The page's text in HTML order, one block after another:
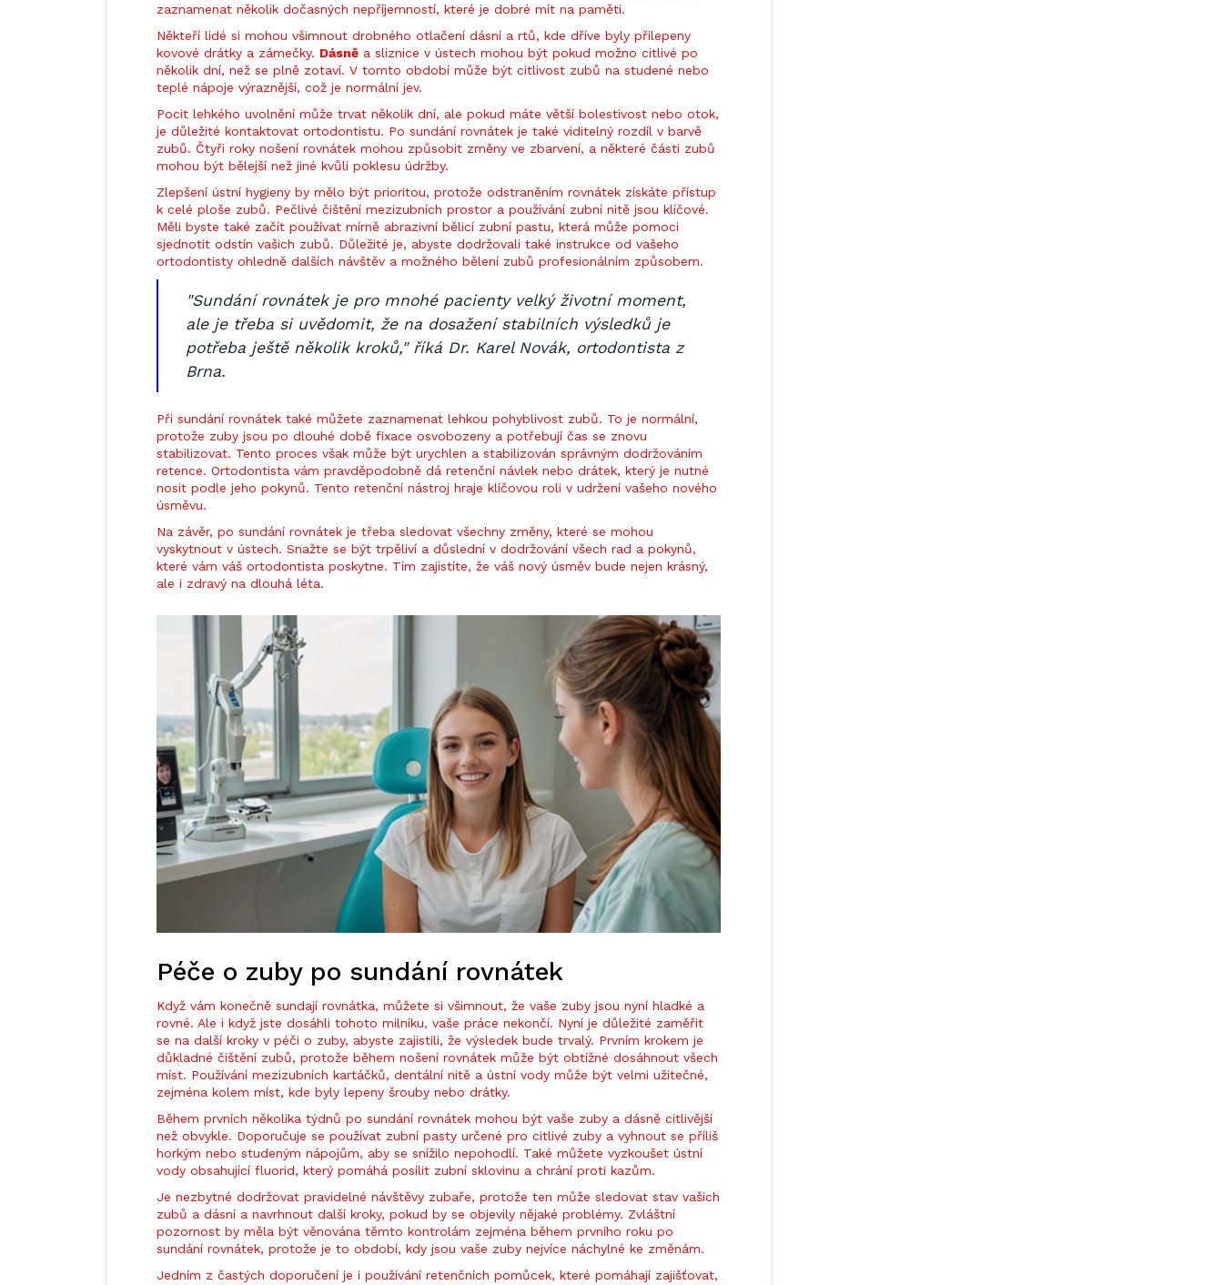
zaznamenat několik dočasných nepříjemností, které je dobré mít na paměti.
Někteří lidé si mohou všimnout drobného otlačení dásní a rtů, kde dříve byly přilepeny
kovové drátky a zámečky. Dásně a sliznice v ústech mohou být pokud možno citlivé po
několik dní, než se plně zotaví. V tomto období může být citlivost zubů na studené nebo
teplé nápoje výraznější, což je normální jev.
Pocit lehkého uvolnění může trvat několik dní, ale pokud máte větší bolestivost nebo otok,
je důležité kontaktovat ortodontistu. Po sundání rovnátek je také viditelný rozdíl v barvě
zubů. Čtyři roky nošení rovnátek mohou způsobit změny ve zbarvení, a některé části zubů
mohou být bělejší než jiné kvůli poklesu údržby.
Zlepšení ústní hygieny by mělo být prioritou, protože odstraněním rovnátek získáte přístup
k celé ploše zubů. Pečlivé čištění mezizubních prostor a používání zubní nitě jsou klíčové.
Měli byste také začít používat mírně abrazivní bělicí zubní pastu, která může pomoci
sjednotit odstín vašich zubů. Důležité je, abyste dodržovali také instrukce od vašeho
ortodontisty ohledně dalších návštěv a možného bělení zubů profesionálním způsobem.
"Sundání rovnátek je pro mnohé pacienty velký životní moment,
ale je třeba si uvědomit, že na dosažení stabilních výsledků je
potřeba ještě několik kroků," říká Dr. Karel Novák, ortodontista z
Brna.
Při sundání rovnátek také můžete zaznamenat lehkou pohyblivost zubů. To je normální,
protože zuby jsou po dlouhé době fixace osvobozeny a potřebují čas se znovu
stabilizovat. Tento proces však může být urychlen a stabilizován správným dodržováním
retence. Ortodontista vám pravděpodobně dá retenční návlek nebo drátek, který je nutné
nosit podle jeho pokynů. Tento retenční nástroj hraje klíčovou roli v udržení vašeho nového
úsměvu.
Na závěr, po sundání rovnátek je třeba sledovat všechny změny, které se mohou
vyskytnout v ústech. Snažte se být trpěliví a důslední v dodržování všech rad a pokynů,
které vám váš ortodontista poskytne. Tím zajistíte, že váš nový úsměv bude nejen krásný,
ale i zdravý na dlouhá léta.
Péče o zuby po sundání rovnátek
Když vám konečně sundají rovnátka, můžete si všimnout, že vaše zuby jsou nyní hladké a
rovné. Ale i když jste dosáhli tohoto milníku, vaše práce nekončí. Nyní je důležité zaměřit
se na další kroky v péči o zuby, abyste zajistili, že výsledek bude trvalý. Prvním krokem je
důkladné čištění zubů, protože během nošení rovnátek může být obtížné dosáhnout všech
míst. Používání mezizubních kartáčků, dentální nitě a ústní vody může být velmi užitečné,
zejména kolem míst, kde byly lepeny šrouby nebo drátky.
Během prvních několika týdnů po sundání rovnátek mohou být vaše zuby a dásně citlivější
než obvykle. Doporučuje se používat zubní pasty určené pro citlivé zuby a vyhnout se příliš
horkým nebo studeným nápojům, aby se snížilo nepohodlí. Také můžete vyzkoušet ústní
vody obsahující fluorid, který pomáhá posílit zubní sklovinu a chrání proti kazům.
Je nezbytné dodržovat pravidelné návštěvy zubaře, protože ten může sledovat stav vašich
zubů a dásní a navrhnout další kroky, pokud by se objevily nějaké problémy. Zvláštní
pozornost by měla být věnována těmto kontrolám zejména během prvního roku po
sundání rovnátek, protože je to období, kdy jsou vaše zuby nejvíce náchylné ke změnám.
Jedním z častých doporučení je i používání retenčních pomůcek, které pomáhají zajišťovat,